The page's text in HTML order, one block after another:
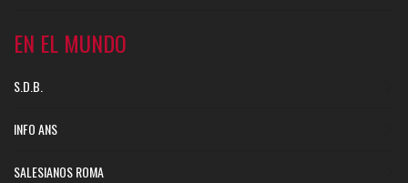
EN EL MUNDO
S.D.B.
INFO ANS
SALESIANOS ROMA